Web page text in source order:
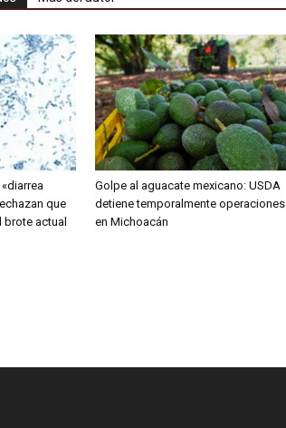
que
brote actual
Golpe al aguacate mexicano: USDA
detiene temporalmente operaciones
en Michoacán